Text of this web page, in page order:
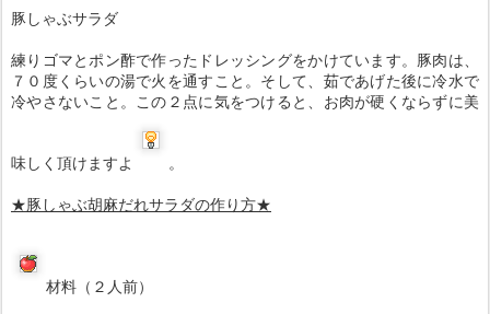
豚しゃぶサラダ
練りゴマとポン酢で作ったドレッシングをかけています。豚肉は、
７０度くらいの湯で火を通すこと。そして、茹であげた後に冷水で
冷やさないこと。この２点に気をつけると、お肉が硬くならずに美
味しく頂けますよ
。
★豚しゃぶ胡麻だれサラダの作り方★
材料（２人前）